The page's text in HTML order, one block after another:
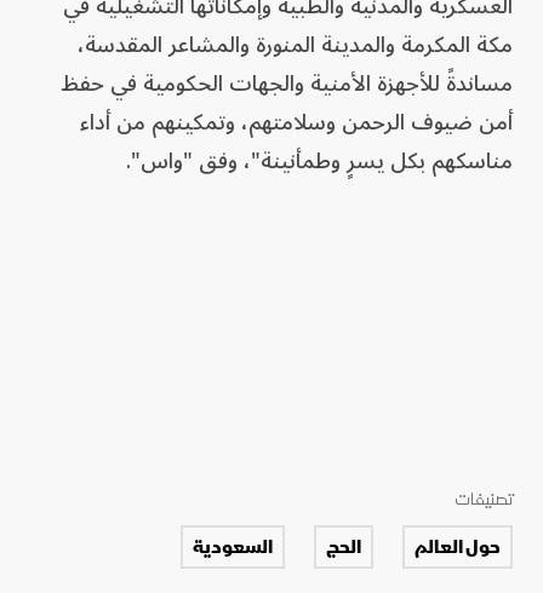
مكة المكرمة والمدينة المنورة والمشاعر المقدسة،
مساندةً للأجهزة الأمنية والجهات الحكومية في حفظ
أمن ضيوف الرحمن وسلامتهم، وتمكينهم من أداء
مناسكهم بكل يسرٍ وطمأنينة"، وفق "واس".
تصنيفات
حول العالم الحج السعودية